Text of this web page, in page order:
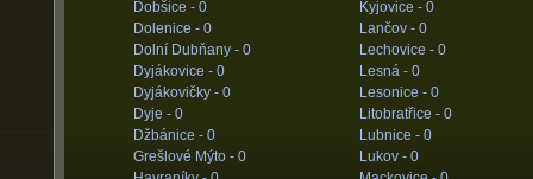
Dobšice - 0
Dolenice - 0
Dolní Dubňany - 0
Dyjákovice - 0
Dyjákovičky - 0
Dyje - 0
Džbánice - 0
Grešlové Mýto - 0
Kyjovice - 0
Lančov - 0
Lechovice - 0
Lesná - 0
Lesonice - 0
Litobratřice - 0
Lubnice - 0
Lukov - 0